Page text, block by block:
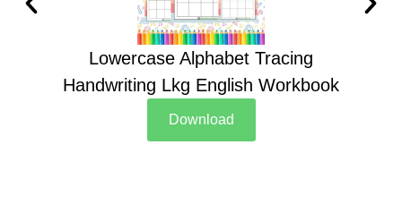
Lowercase Alphabet Tracing
Handwriting Lkg English Workbook
Download